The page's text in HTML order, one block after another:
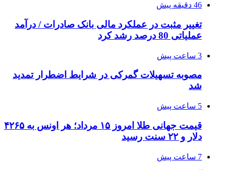
46 دقیقه پیش
تغییر مثبت در عملکرد مالی بانک صادرات / درآمد
عملیاتی 80 درصد رشد کرد
3 ساعت پیش
مصوبه تسهیلات گمرکی در شرایط اضطرار تمدید
شد
5 ساعت پیش
قیمت جهانی طلا امروز ۱۵ مرداد؛ هر اونس به ۴۲۶۵
دلار و ۲۲ سنت رسید
7 ساعت پیش